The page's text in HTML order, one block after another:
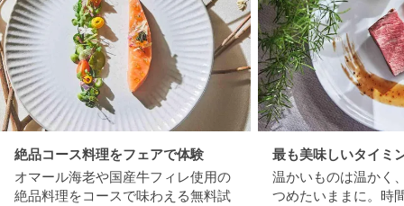
絶品コース料理をフェアで体験
オマール海老や国産牛フィレ使用の
絶品料理をコースで味わえる無料試
最も美味しいタイミ
温かいものは温かく
つめたいままに。時